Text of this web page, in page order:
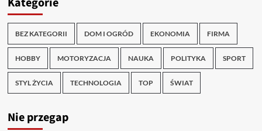
BEZ KATEGORII DOM I OGRÓD EKONOMIA FIRMA
HOBBY MOTORYZACJA NAUKA POLITYKA SPORT
STYL ŻYCIA TECHNOLOGIA TOP ŚWIAT
Nie przegap